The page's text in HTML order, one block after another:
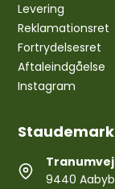
Levering
Reklamationsret
Fortrydelsesret
Aftaleindgåelse
Instagram
9440